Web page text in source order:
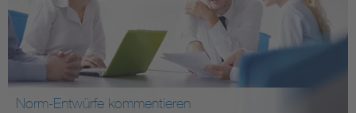
Norm-Entwürfe kommentieren